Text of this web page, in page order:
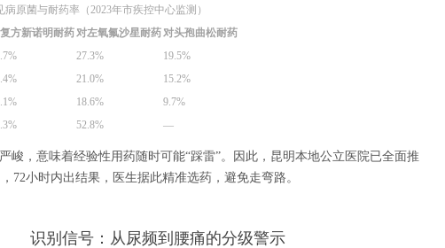
原菌与耐药率（2023年市疾控中心监测）
方新诺明耐药 对左氧氟沙星耐药 对头孢曲松耐药
27.3%
19.5%
21.0%
15.2%
18.6%
9.7%
52.8% —
峻，意味着经验性用药随时可能“踩雷”。因此，昆明本地公立医院已全面推
72小时内出结果，医生据此精准选药，避免走弯路。
识别信号：从尿频到腰痛的分级警示